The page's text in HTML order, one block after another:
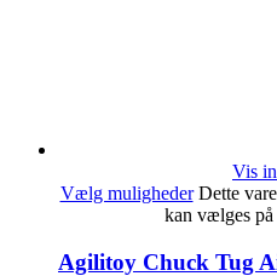
Vis
Vælg muligheder Dette
kan vælges på
Agilitoy Chuck Tug